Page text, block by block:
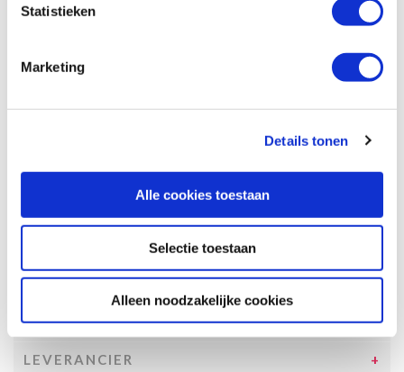
Statistieken
Marketing
Details tonen
Alle cookies toestaan
Selectie toestaan
Alleen noodzakelijke cookies
slechts ter illustratie. De aangegeven hoeveelheid bedden is geen
garantie dat de maximale bezetting voldoende comfortabel is.
beschrijving en tekeningen en ook tussentijds gewijzigd worden.
INCLUSIEF/EXCLUSIEF
VOORWAARDEN
SPECIALS
TOESLAGEN
LEVERANCIER